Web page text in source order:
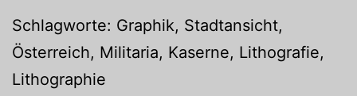
Schlagworte: Graphik, Stadtansicht,
Österreich, Militaria, Kaserne, Lithografie,
Lithographie